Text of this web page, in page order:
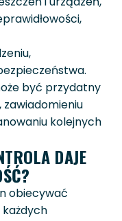
być przydatny
kolejnych
DAJE
obiecywać